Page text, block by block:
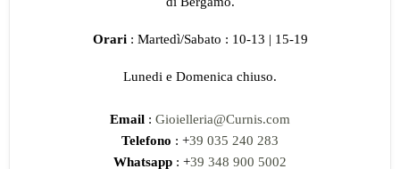
Orari : Martedì/Sabato : 10-13 | 15-19
Lunedi e Domenica chiuso.
Email : Gioielleria@Curnis.com
Telefono : +39 035 240 283
Whatsapp : +39 348 900 5002